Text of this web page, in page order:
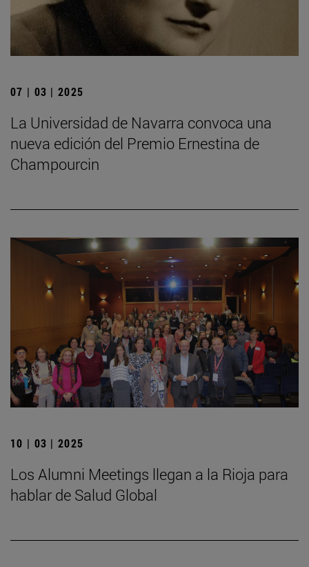
07 | 03 | 2025
La Universidad de Navarra convoca una
nueva edición del Premio Ernestina de
Champourcin
10 | 03 | 2025
Los Alumni Meetings llegan a la Rioja para
hablar de Salud Global